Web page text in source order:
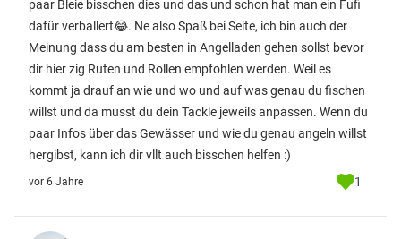
paar Bleie bisschen dies und das und schon hat man ein Fufi
dafür verballert😂. Ne also Spaß bei Seite, ich bin auch der
Meinung dass du am besten in Angelladen gehen sollst bevor
dir hier zig Ruten und Rollen empfohlen werden. Weil es
kommt ja drauf an wie und wo und auf was genau du fischen
willst und da musst du dein Tackle jeweils anpassen. Wenn du
paar Infos über das Gewässer und wie du genau angeln willst
hergibst, kann ich dir vllt auch bisschen helfen :)
vor 6 Jahre 1